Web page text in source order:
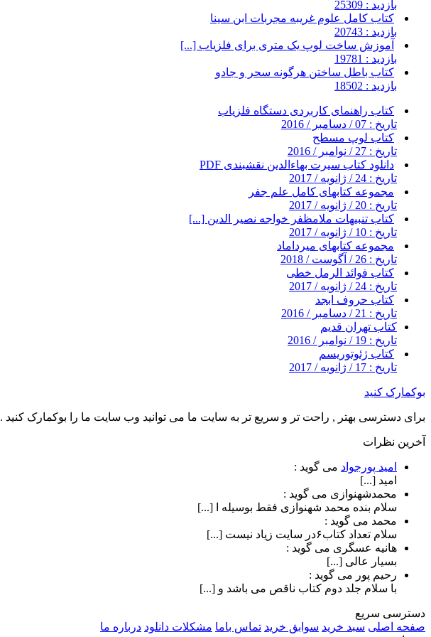
بازدید : 25309
کتاب کامل علوم غریبه مجربات ابن سینا
بازدید : 20743
آموزش ساخت لوپ یک متری برای فلزیاب [...]
بازدید : 19781
کتاب باطل ساختن هرگونه سحر و جادو
بازدید : 18502
کتاب راهنمای کاربردی دستگاه فلزیاب
تاریخ : 07 / دسامبر / 2016
کتاب لوپ مسطح
تاریخ : 27 / نوامبر / 2016
دانلود کتاب سیرت بهاءالدین نقشبندی PDF
تاریخ : 24 / ژانویه / 2017
مجموعه کتابهای کامل علم جفر
تاریخ : 20 / ژانویه / 2017
کتاب تنبیهات ملامظفر خواجه نصیر الدین [...]
تاریخ : 10 / ژانویه / 2017
مجموعه کتابهای میرداماد
تاریخ : 26 / آگوست / 2018
کتاب فوائد الرمل خطی
تاریخ : 24 / ژانویه / 2017
کتاب حروف ابجد
تاریخ : 21 / دسامبر / 2016
کتاب تهران قدیم
تاریخ : 19 / نوامبر / 2016
کتاب ژئوتوریسم
تاریخ : 17 / ژانویه / 2017
بوکمارک کنید
برای دسترسی بهتر , راحت تر و سریع تر به سایت ما می توانید وب سایت ما را بوکمارک کنید .
آخرین نظرات
امید پورجواد می گوید :
امید [...]
محمدشهنوازی می گوید :
سلام بنده محمد شهنوازی فقط بوسیله ا [...]
محمد می گوید :
سلام تعداد کتاب۶در سایت زیاد نیست [...]
هانیه عسگری می گوید :
بسیار عالی [...]
رحیم پور می گوید :
با سلام جلد دوم کتاب ناقص می باشد و [...]
دسترسی سریع
صفحه اصلی سبد خرید سوابق خرید تماس باما مشکلات دانلود درباره ما